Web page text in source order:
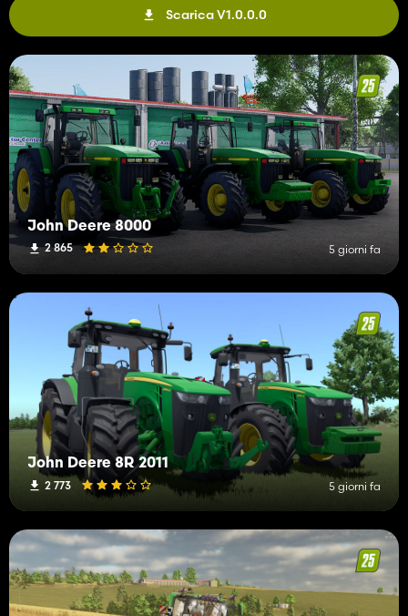
Scarica V1.0.0.0
John Deere 8000
2 865 5 giorni fa
John Deere 8R 2011
2 773 5 giorni fa